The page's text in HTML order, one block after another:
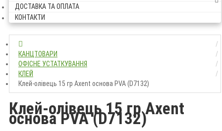
ДОСТАВКА ТА ОПЛАТА
КОНТАКТИ
КАНЦТОВАРИ
ОФІСНЕ УСТАТКУВАННЯ
КЛЕЙ
Клей-олівець 15 гр Axent основа PVA (D7132)
Клей-олівець 15 гр Axent
основа PVA (D7132)